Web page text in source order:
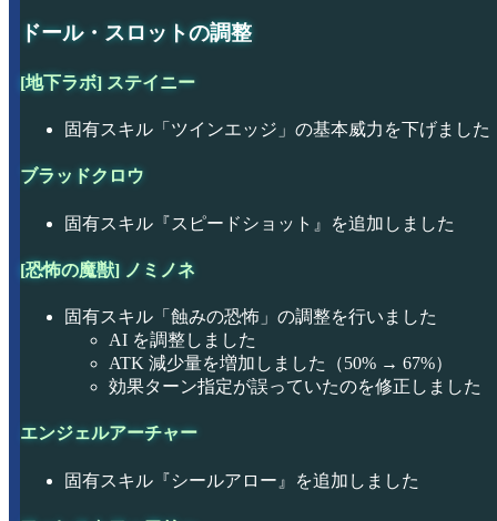
ドール・スロットの調整
[地下ラボ] ステイニー
固有スキル「ツインエッジ」の基本威力を下げまし
ブラッドクロウ
固有スキル『スピードショット』を追加しました
[恐怖の魔獣] ノミノネ
固有スキル「蝕みの恐怖」の調整を行いました
AI を調整しました
ATK 減少量を増加しました（50% → 67%）
効果ターン指定が誤っていたのを修正しました
エンジェルアーチャー
固有スキル『シールアロー』を追加しました